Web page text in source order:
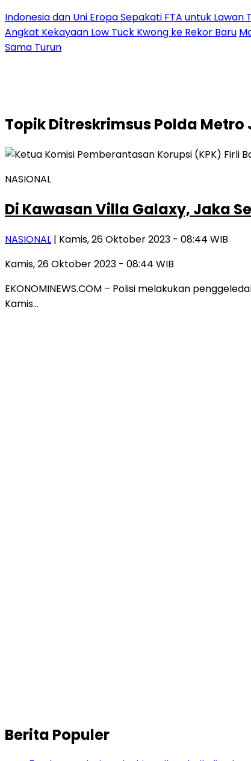
Indonesia dan Uni Eropa Sepakati FTA untuk Lawan
Angkat Kekayaan Low Tuck Kwong ke Rekor Baru
Sama Turun
TopikDitreskrimsus Polda Metro
NASIONAL
Di Kawasan Villa Galaxy, Jaka
NASIONAL | Kamis, 26 Oktober 2023 - 08:44 WIB
Kamis, 26 Oktober 2023 - 08:44 WIB
EKONOMINEWS.COM – Polisi melakukan
Kamis…
Berita Populer